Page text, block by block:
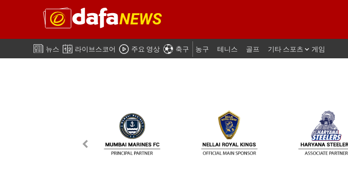
뉴스 라이브스코어 주요 영상 축구 농구 테니스 골프 기타 스포츠 게임